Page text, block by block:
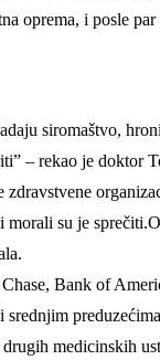
i posle
siromaštvo,
– rekao je doktor
su je
Bank of
medicinskih